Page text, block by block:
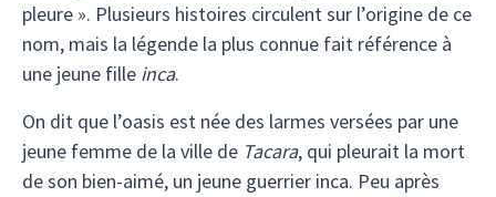
pleure ». Plusieurs histoires circulent sur l’origine de ce
nom, mais la légende la plus connue fait référence à
une jeune fille inca.
On dit que l’oasis est née des larmes versées par une
jeune femme de la ville de Tacara, qui pleurait la mort
de son bien-aimé, un jeune guerrier inca. Peu après